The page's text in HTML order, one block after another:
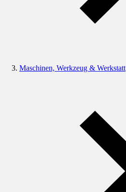
Maschinen, Werkzeug & Werkstatt